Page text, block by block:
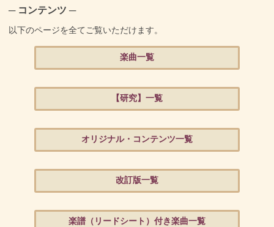
─ コンテンツ ─
以下のページを全てご覧いただけます。
楽曲一覧
【研究】一覧
オリジナル・コンテンツ一覧
改訂版一覧
楽譜（リードシート）付き楽曲一覧